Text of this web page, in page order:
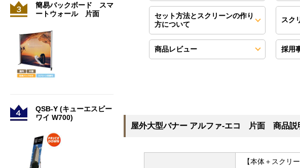
セット方法とスクリーンの作り
方について
スク
商品レビュー 採用
屋外大型バナー アルファ-エコ 片面 商品説
【本体＋スクリ
簡易バックボード スマ
ートウォール 片面
QSB-Y (キューエスビー
ワイ W700)